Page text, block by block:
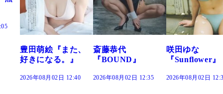
斎藤恭代
『BOUND』
2026年08月02日 12:35
咲田ゆな
『Sunflower』
2026年08月02日 12:30
藤水咲桜『花
だまり』
2026年08月02日